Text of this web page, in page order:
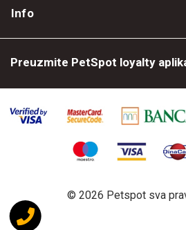
Info
Preuzmite PetSpot loyalty
© 2026 Petspot sva